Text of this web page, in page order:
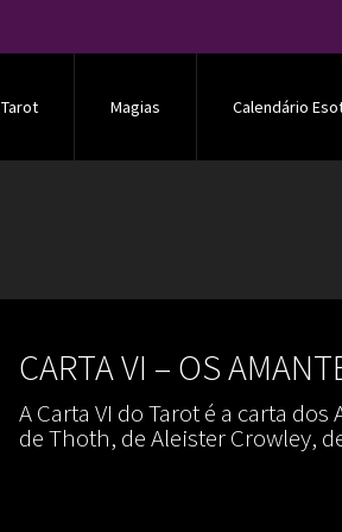
Tarot Magias Calendário
CARTA VI – OS
A Carta VI do Tarot é a carta
de Thoth, de Aleister Crowley,